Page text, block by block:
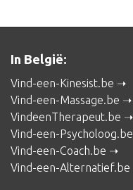
In België:
Vind-een-Kinesist.be
Vind-een-Massage.be
VindeenTherapeut.be
Vind-een-Psycholoog.be
Vind-een-Coach.be
Vind-een-Alternatief.be